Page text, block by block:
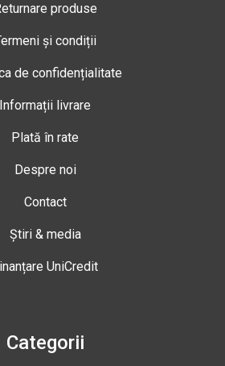
produse
și condiții
de confidențialitate
Informații livrare
Plată în rate
Despre noi
Contact
Știri & media
UniCredit
Categorii